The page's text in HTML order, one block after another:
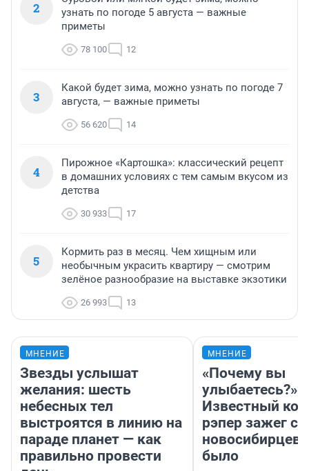
2
узнать по погоде 5 августа — важные
приметы
78 100 12
3
Какой будет зима, можно узнать по погоде 7
августа, — важные приметы
56 620 14
4
Пирожное «Картошка»: классический рецепт
в домашних условиях с тем самым вкусом из
детства
30 933 17
5
Кормить раз в месяц. Чем хищным или
необычным украсить квартиру — смотрим
зелёное разнообразие на выставке экзотики
26 993 13
МНЕНИЕ
Звезды услышат
желания: шесть
небесных тел
выстроятся в линию на
параде планет — как
правильно провести
МНЕНИЕ
«Почему вы
улыбаетесь?»
Известный
рэпер зажег с
новосибирцев:
было